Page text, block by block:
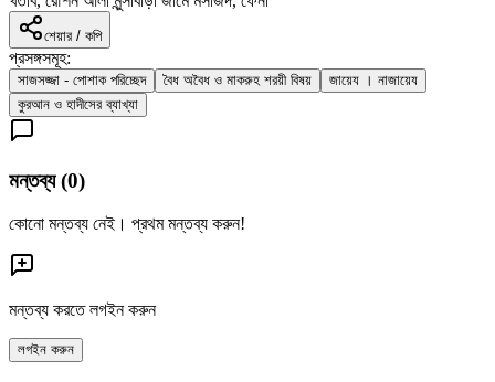
শেয়ার / কপি
প্রসঙ্গসমূহ:
সাজসজ্জা - পোশাক পরিচ্ছেদ বৈধ অবৈধ ও মাকরুহ শরয়ী বিষয়
জায়েয । নাজায়েয
কুরআন ও হাদীসের ব্যাখ্যা
মন্তব্য (0)
কোনো মন্তব্য নেই। প্রথম মন্তব্য করুন!
মন্তব্য করতে লগইন করুন
লগইন করুন